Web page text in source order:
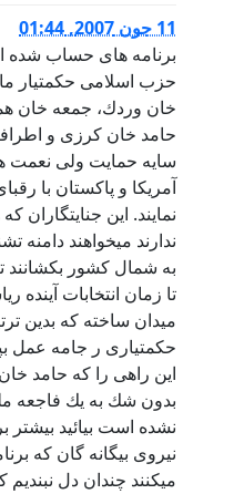
11 جون 2007, 01:44
برنامه هاى حساب
حزب اسلامى حكمتيار
خان وردك، جمعه خان
حامد خان كرزى و
سايه حمايت ولى نعمت
آمريكا و پاكستان با
نمايند. اين جنايتگاران
ندارند ميخواهند دامنه
به شمال كشور بكشانند
تا زمان انتخابات آينده
ميدان ساخته كه بدين
حكمتيارى ر جامه عمل
اين راهى را كه حامد
بدون شك به يك فاجعه
نشده است بيائيد بيشتر
نيروى بيگانه گان كه
ميكنند چندان دل نبنديم